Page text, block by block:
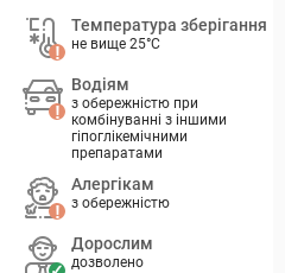
Температура зберігання
не вище 25°C
Водіям
з обережністю при
комбінуванні з іншими
гіпоглікемічними
препаратами
Алергікам
з обережністю
Дорослим
дозволено